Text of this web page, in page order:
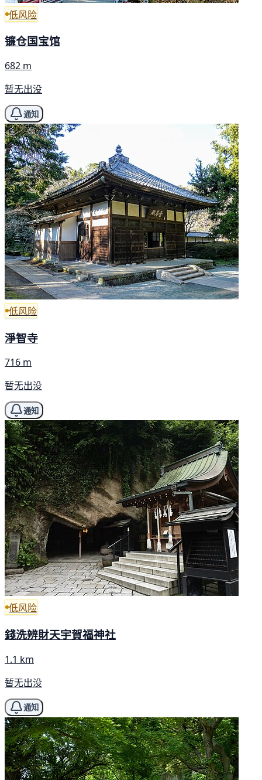
低风险
镰仓国宝馆
682 m
暂无出没
通知
低风险
淨智寺
716 m
暂无出没
通知
低风险
錢洗辨財天宇賀福神社
1.1 km
暂无出没
通知